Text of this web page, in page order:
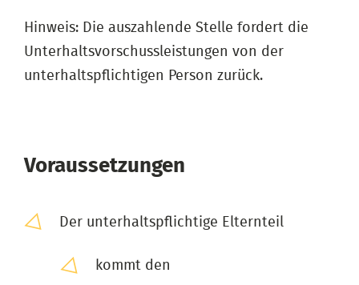
Hinweis: Die auszahlende Stelle fordert die
Unterhaltsvorschussleistungen von der
unterhaltspflichtigen Person zurück.
Voraussetzungen
Der unterhaltspflichtige Elternteil
kommt den